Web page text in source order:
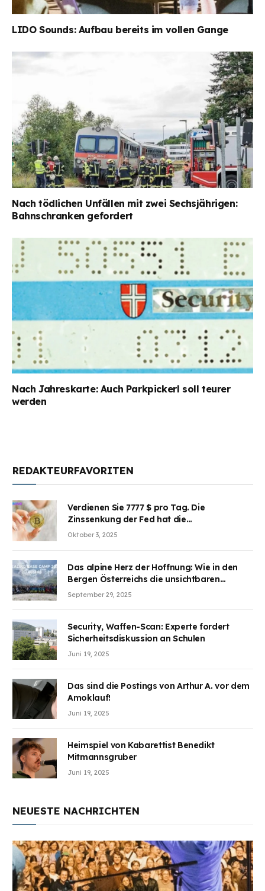
LIDO Sounds: Aufbau bereits im vollen Gange
Nach tödlichen Unfällen mit zwei Sechsjährigen:
Bahnschranken gefordert
Nach Jahreskarte: Auch Parkpickerl soll teurer
werden
REDAKTEURFAVORITEN
Verdienen Sie 7777 $ pro Tag. Die
Zinssenkung der Fed hat die
Aufmerksamkeit des Marktes erregt.
Oktober 3, 2025
Das alpine Herz der Hoffnung: Wie in den
Bergen Österreichs die unsichtbaren
Wunden des Kriegesheilen
September 29, 2025
Security, Waffen-Scan: Experte fordert
Sicherheitsdiskussion an Schulen
Juni 19, 2025
Das sind die Postings von Arthur A. vor dem
Amoklauf!
Juni 19, 2025
Heimspiel von Kabarettist Benedikt
Mitmannsgruber
Juni 19, 2025
NEUESTE NACHRICHTEN